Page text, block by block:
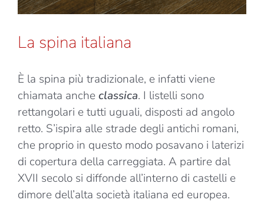
La spina italiana
È la spina più tradizionale, e infatti viene
chiamata anche classica. I listelli sono
rettangolari e tutti uguali, disposti ad angolo
retto. S’ispira alle strade degli antichi romani,
che proprio in questo modo posavano i laterizi
di copertura della carreggiata. A partire dal
XVII secolo si diffonde all’interno di castelli e
dimore dell’alta società italiana ed europea.